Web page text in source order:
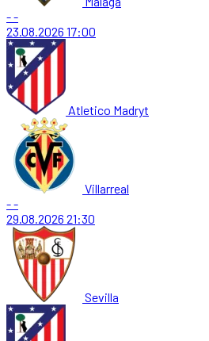
--
23.08.2026 17:00
Atletico Madryt
Villarreal
--
29.08.2026 21:30
Sevilla